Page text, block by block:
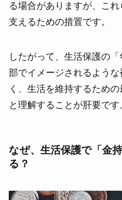
る場合がありますが、こ
支えるための措置です。
したがって、生活保護の
部でイメージされるよう
く、生活を維持するため
と理解することが肝要です
なぜ、生活保護で「金
る？